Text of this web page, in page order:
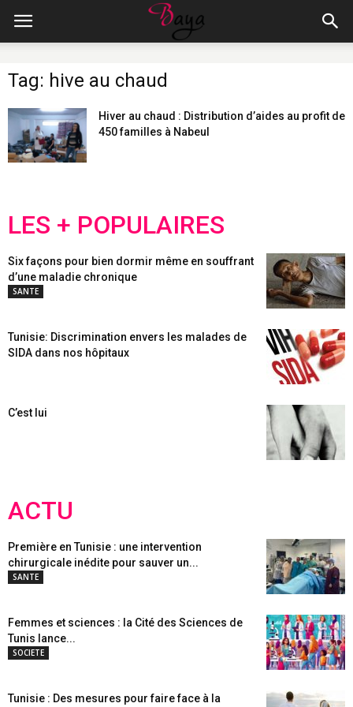
Tag: hive au chaud
Hiver au chaud : Distribution d’aides au profit de
450 familles à Nabeul
LES + POPULAIRES
Six façons pour bien dormir même en souffrant
d’une maladie chronique
SANTE
Tunisie: Discrimination envers les malades de
SIDA dans nos hôpitaux
C’est lui
ACTU
Première en Tunisie : une intervention
chirurgicale inédite pour sauver un...
SANTE
Femmes et sciences : la Cité des Sciences de
Tunis lance...
SOCIETE
Tunisie : Des mesures pour faire face à la